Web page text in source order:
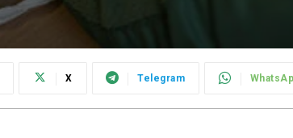
X Telegram